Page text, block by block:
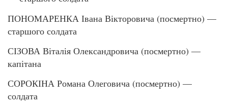
ПОНОМАРЕНКА Івана Вікторовича (посмертно) —
старшого солдата
СІЗОВА Віталія Олександровича (посмертно) —
капітана
СОРОКІНА Романа Олеговича (посмертно) —
солдата